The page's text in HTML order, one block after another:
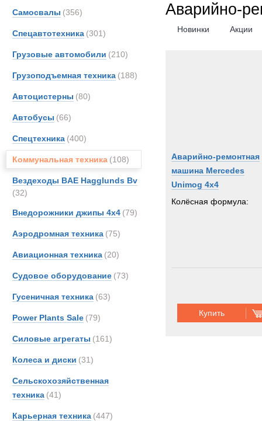
Самосвалы (356)
Спецавтотехника (301)
Грузовые автомобили (210)
Грузоподъемная техника (188)
Автоцистерны (80)
Автобусы (66)
Спецтехника (400)
Коммунальная техника (108)
Вездеходы BAE Hagglunds Bv
(32)
Внедорожники джипы 4х4 (79)
Аэродромная техника (75)
Авиационная техника (20)
Судовое оборудование (73)
Гусеничная техника (63)
Power Plants Sale (79)
Силовые агрегаты (161)
Колеса и диски (31)
Сельскохозяйственная
техника (41)
Карьерная техника (447)
Rolba
Аварийно-
Новинки Акции
Аварийно-ремонтная
машина Mercedes
Unimog 4x4
Колёсная формула:
Купить